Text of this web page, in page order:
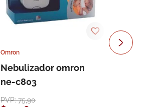
Omron
Nebulizador omron
ne-c803
PVP:75,90